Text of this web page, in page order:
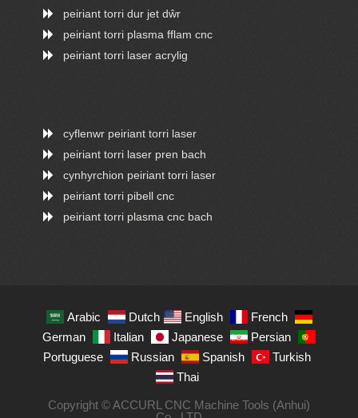
peiriant torri dur jet dŵr
peiriant torri plasma fflam cnc
peiriant torri laser acrylig
cyflenwr peiriant torri laser
peiriant torri laser pren bach
cynhyrchion peiriant torri laser
peiriant torri pibell cnc
peiriant torri plasma cnc bach
Arabic Dutch English
French
German
Italian Japanese
Persian
Portuguese
Russian Spanish
Turkish
Thai
Copyright © ACCURL CNC Machine Tools (Anhui)